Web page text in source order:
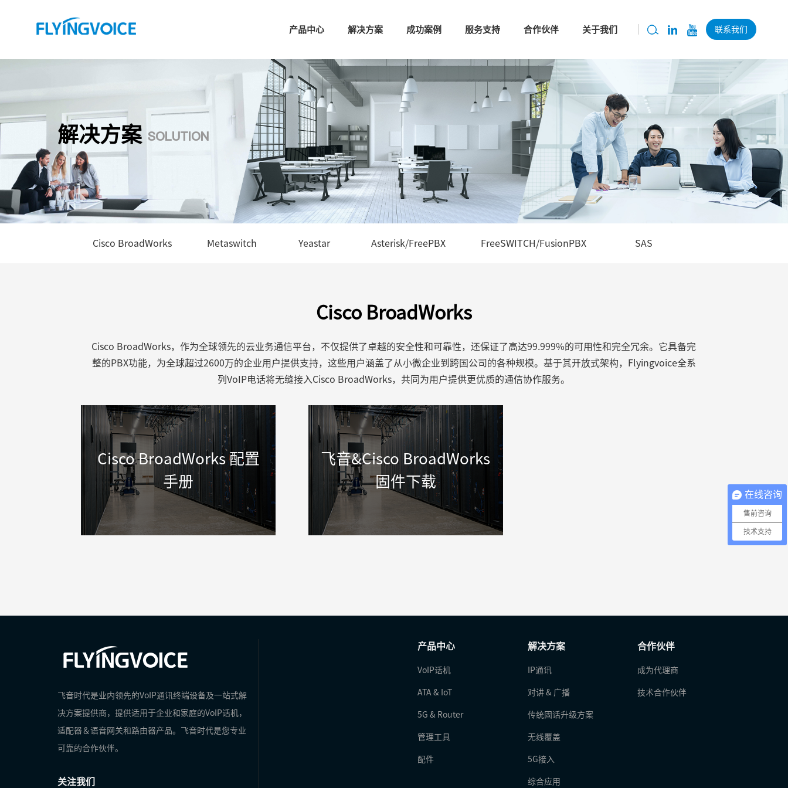
产品中心 解决方案 成功案例 服务支持 合作伙伴 关于我们 联系我们
解决方案 SOLUTION
Cisco BroadWorks Metaswitch Yeastar Asterisk/FreePBX FreeSWITCH/FusionPBX SAS
Cisco BroadWorks
Cisco BroadWorks，作为全球领先的云业务通信平台，不仅提供了卓越的安全性和可靠性，还保证了高达99.999%的可用性和完全冗余。它具备完
整的PBX功能，为全球超过2600万的企业用户提供支持，这些用户涵盖了从小微企业到跨国公司的各种规模。基于其开放式架构，Flyingvoice全系
列VoIP电话将无缝接入Cisco BroadWorks，共同为用户提供更优质的通信协作服务。
Cisco BroadWorks 配置
手册
飞音&Cisco BroadWorks
固件下载
飞音时代是业内领先的VoIP通讯终端设备及一站式解
决方案提供商，提供适用于企业和家庭的VoIP话机，
适配器＆语音网关和路由器产品。飞音时代是您专业
可靠的合作伙伴。
关注我们
产品中心
VoIP话机
ATA & IoT
5G & Router
管理工具
配件
解决方案
IP通讯
对讲 & 广播
传统固话升级方案
无线覆盖
5G接入
综合应用
合作伙伴
成为代理商
技术合作伙伴
在线咨询
售前咨询
技术支持